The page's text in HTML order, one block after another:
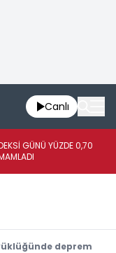
Canlı
GÜNÜ YÜZDE 0,70
deprem